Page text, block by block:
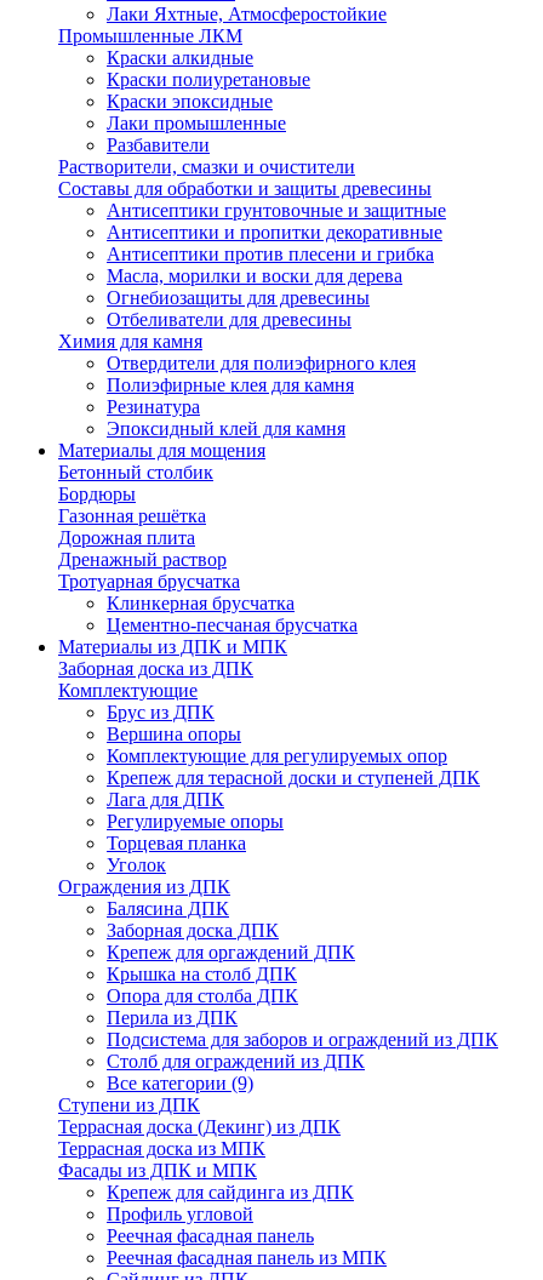
Лаки Яхтные, Атмосферостойкие
Промышленные ЛКМ
Краски алкидные
Краски полиуретановые
Краски эпоксидные
Лаки промышленные
Разбавители
Растворители, смазки и очистители
Составы для обработки и защиты древесины
Антисептики грунтовочные и защитные
Антисептики и пропитки декоративные
Антисептики против плесени и грибка
Масла, морилки и воски для дерева
Огнебиозащиты для древесины
Отбеливатели для древесины
Химия для камня
Отвердители для полиэфирного клея
Полиэфирные клея для камня
Резинатура
Эпоксидный клей для камня
Материалы для мощения
Бетонный столбик
Бордюры
Газонная решётка
Дорожная плита
Дренажный раствор
Тротуарная брусчатка
Клинкерная брусчатка
Цементно-песчаная брусчатка
Материалы из ДПК и МПК
Заборная доска из ДПК
Комплектующие
Брус из ДПК
Вершина опоры
Комплектующие для регулируемых опор
Крепеж для терасной доски и ступеней ДПК
Лага для ДПК
Регулируемые опоры
Торцевая планка
Уголок
Ограждения из ДПК
Балясина ДПК
Заборная доска ДПК
Крепеж для оргаждений ДПК
Крышка на столб ДПК
Опора для столба ДПК
Перила из ДПК
Подсистема для заборов и ограждений из ДПК
Столб для ограждений из ДПК
Все категории (9)
Ступени из ДПК
Террасная доска (Декинг) из ДПК
Террасная доска из МПК
Фасады из ДПК и МПК
Крепеж для сайдинга из ДПК
Профиль угловой
Реечная фасадная панель
Реечная фасадная панель из МПК